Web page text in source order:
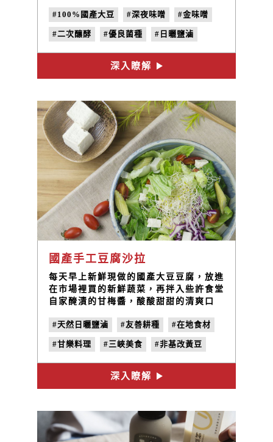
湯。
#100%國產大豆 #深夜味噌 #金味噌
#二次釀酵 #優良菌種 #日曬鹽滷
深入瞭解
國產手工豆腐沙拉
每天早上新鮮現做的國產大豆豆腐，放進
在市場裡買的新鮮蔬菜，再拌入些許食堂
自家醃漬的甘梅醬，酸酸甜甜的清爽口
#天然日曬鹽滷
#友善耕種 #在地食材
#甘樂料理 #三峽美食 #非基改黃豆
深入瞭解